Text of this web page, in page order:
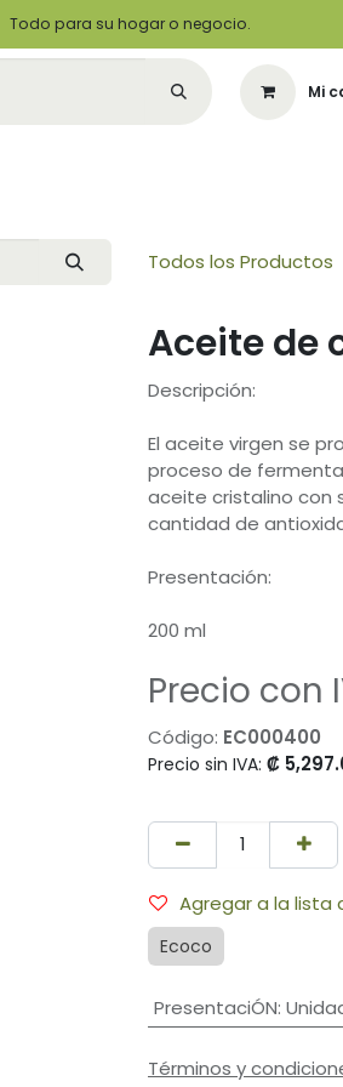
Todo para su hogar o negocio.
Mi
Todos los Productos
Aceite de
Descripción:
El aceite virgen se
proceso de
aceite cristalino con
cantidad de
Presentación:
200 ml
Precio con
Código: EC000400
Precio sin IVA: ₡
Agregar a la lista
Ecoco
PresentaciÓN:
Términos y